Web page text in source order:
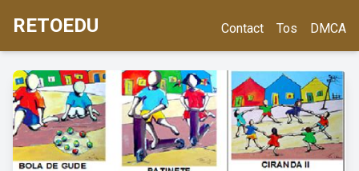
RETOEDU Contact Tos DMCA